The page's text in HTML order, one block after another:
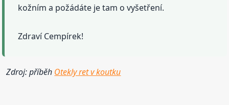
kožním a požádáte je tam o vyšetření.
Zdraví Cempírek!
Zdroj: příběh Otekly ret v koutku